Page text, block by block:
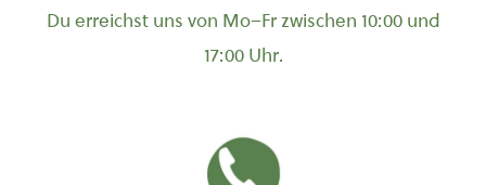
Du erreichst uns von Mo–Fr zwischen 10:00 und
17:00 Uhr.